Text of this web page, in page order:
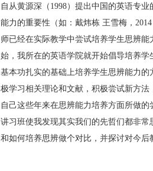
自从黄源深（1998）提出中国的英语专
能力的重要性（如：戴炜栋 王雪梅，
师已经在实际教学中尝试培养学生思辨能
始，我所在的英语学院就开始倡导培养
基本功扎实的基础上培养学生思辨能力
极学习相关理论和文献，积极尝试新方
自己这些年来在思辨能力培养方面所做
讲习班使我发现其实我们的先哲们都非
和如何培养思辨做个对比，并探讨对今后